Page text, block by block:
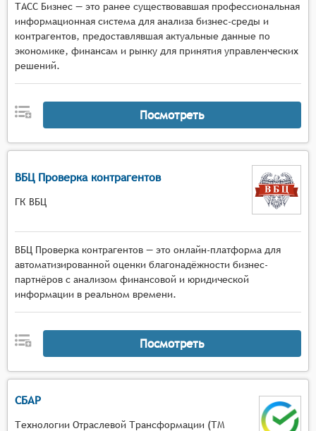
ТАСС Бизнес — это ранее существовавшая профессиональная
информационная система для анализа бизнес-среды и
контрагентов, предоставлявшая актуальные данные по
экономике, финансам и рынку для принятия управленческих
решений.
Посмотреть
ВБЦ Проверка контрагентов
ГК ВБЦ
ВБЦ Проверка контрагентов — это онлайн-платформа для
автоматизированной оценки благонадёжности бизнес-
партнёров с анализом финансовой и юридической
информации в реальном времени.
Посмотреть
СБАР
Технологии Отраслевой Трансформации (ТМ